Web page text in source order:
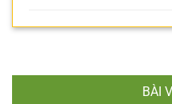
BÀI